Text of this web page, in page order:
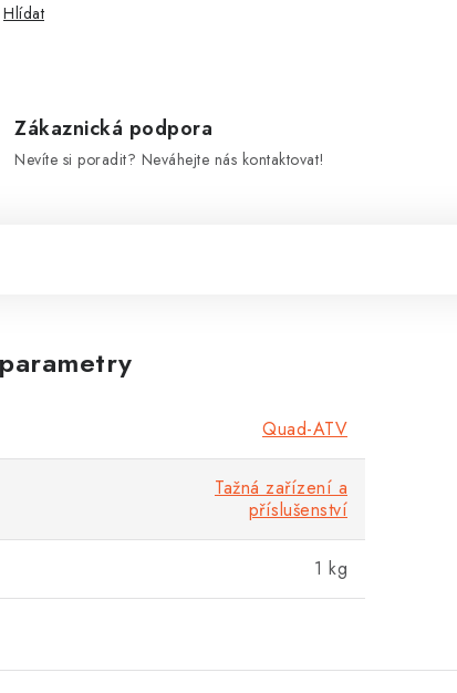
Hlídat
Zákaznická podpora
Nevíte si poradit? Neváhejte nás kontaktovat!
Quad-ATV
Tažná zařízení a
příslušenství
1 kg